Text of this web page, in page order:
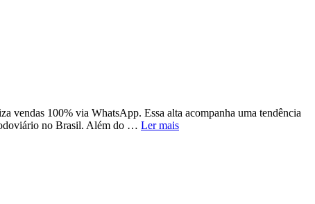
vendas 100% via WhatsApp. Essa alta acompanha uma tendência
no Brasil. Além do … Ler mais